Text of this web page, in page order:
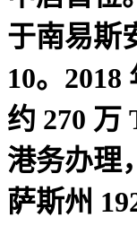
于南易斯
10。
约 270 万
港务办理
萨斯州